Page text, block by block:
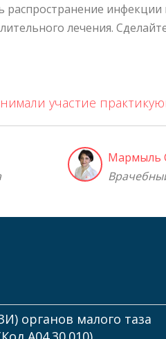
инфекции
лечения.
участие
Мармыль
органов малого таза